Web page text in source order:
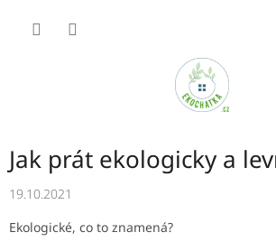
Jak prát ekologicky a
19.10.2021
Ekologické, co to znamená?